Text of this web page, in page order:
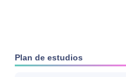
Plan de estudios